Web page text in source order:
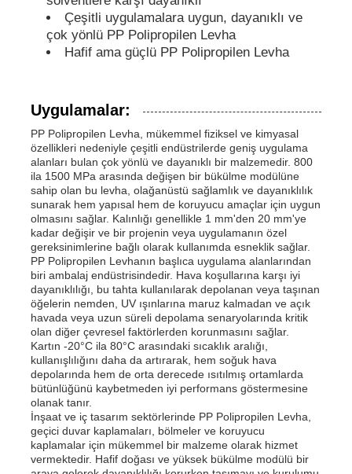
PP borular
Çeşitli uygulamalara uygun, dayanıklı ve
çok yönlü PP Polipropilen Levha
Hafif ama güçlü PP Polipropilen Levha
Uygulamalar:
PP Polipropilen Levha, mükemmel fiziksel ve kimyasal
özellikleri nedeniyle çeşitli endüstrilerde geniş uygulama
alanları bulan çok yönlü ve dayanıklı bir malzemedir. 800
ila 1500 MPa arasında değişen bir bükülme modülüne
sahip olan bu levha, olağanüstü sağlamlık ve dayanıklılık
sunarak hem yapısal hem de koruyucu amaçlar için uygun
olmasını sağlar. Kalınlığı genellikle 1 mm'den 20 mm'ye
kadar değişir ve bir projenin veya uygulamanın özel
gereksinimlerine bağlı olarak kullanımda esneklik sağlar.
PP Polipropilen Levhanın başlıca uygulama alanlarından
biri ambalaj endüstrisindedir. Hava koşullarına karşı iyi
dayanıklılığı, bu tahta kullanılarak depolanan veya taşınan
öğelerin nemden, UV ışınlarına maruz kalmadan ve açık
havada veya uzun süreli depolama senaryolarında kritik
olan diğer çevresel faktörlerden korunmasını sağlar.
Kartın -20°C ila 80°C arasındaki sıcaklık aralığı,
kullanışlılığını daha da artırarak, hem soğuk hava
depolarında hem de orta derecede ısıtılmış ortamlarda
bütünlüğünü kaybetmeden iyi performans göstermesine
olanak tanır.
İnşaat ve iç tasarım sektörlerinde PP Polipropilen Levha,
geçici duvar kaplamaları, bölmeler ve koruyucu
kaplamalar için mükemmel bir malzeme olarak hizmet
vermektedir. Hafif doğası ve yüksek bükülme modülü bir